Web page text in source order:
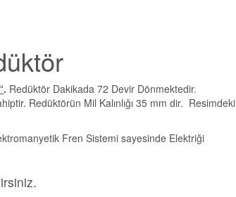
. Redüktör Dakikada 72 Devir Dönmektedir.
Redüktörün Mil Kalınlığı 35 mm dir. Resimdeki
Fren Sistemi sayesinde Elektriği